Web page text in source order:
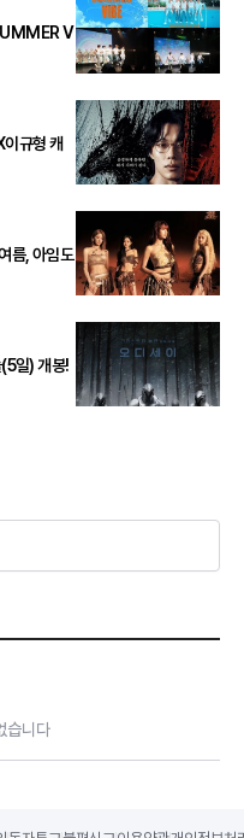
V
규형 캐
름, 아임도
늘(5일) 개봉!
습니다